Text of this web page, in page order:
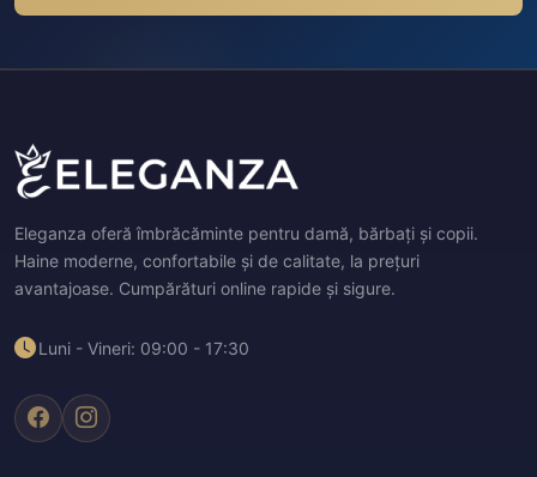
Eleganza oferă îmbrăcăminte pentru damă, bărbați și copii.
Haine moderne, confortabile și de calitate, la prețuri
avantajoase. Cumpărături online rapide și sigure.
Luni - Vineri: 09:00 - 17:30